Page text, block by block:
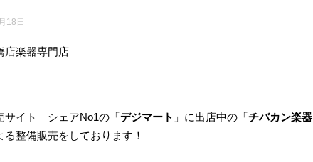
18日
店楽器専門店
サイト シェアNo1の「デジマート 」に出店中の「チバカン楽器
る整備販売をしております！